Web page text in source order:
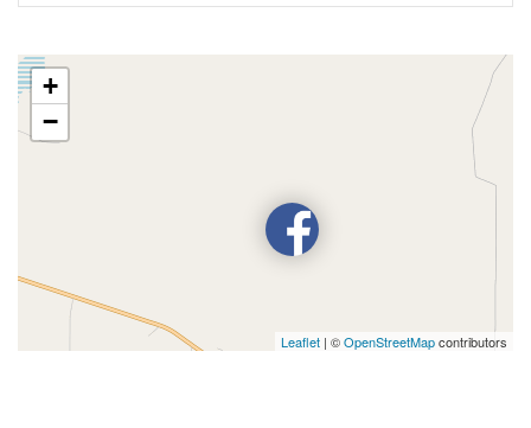
+
−
Leaflet | ©OpenStreetMapcontributors